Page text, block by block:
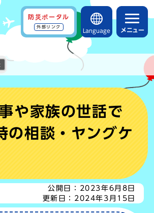
防災ポータル
外部リンク
Language メニュー
や家族の世話で
の相談・ヤングケ
公開日：
2023年6月8日
更新日： 2024年3月15日